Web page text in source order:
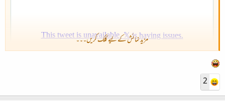
مزید نمائش کے لیے کلک کریں۔۔۔
2